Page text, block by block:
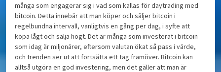
många som engagerar sig i vad som kallas för daytrading med
bitcoin. Detta innebär att man köper och säljer bitcoin i
regelbundna intervall, vanligtvis en gång per dag, i syfte att
köpa lågt och sälja högt. Det är många som investerat i bitcoin
som idag är miljonärer, eftersom valutan ökat så pass i värde,
och trenden ser ut att fortsätta ett tag framöver. Bitcoin kan
alltså utgöra en god investering, men det gäller att man är